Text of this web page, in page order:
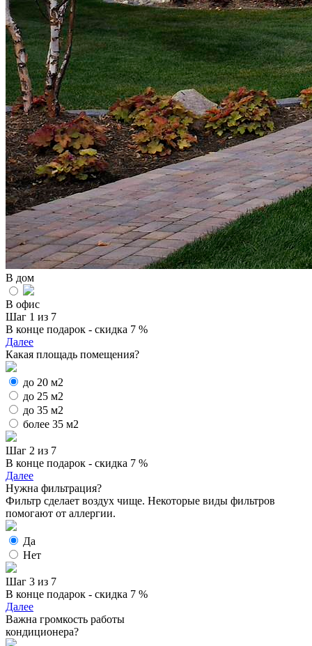
В дом
В офис
Шаг 1 из 7
В конце подарок - скидка 7 %
Далее
Какая площадь помещения?
до 20 м2
до 25 м2
до 35 м2
более 35 м2
Шаг 2 из 7
В конце подарок - скидка 7 %
Далее
Нужна фильтрация?
Фильтр сделает воздух чище. Некоторые виды фильтров
помогают от аллергии.
Да
Нет
Шаг 3 из 7
В конце подарок - скидка 7 %
Далее
Важна громкость работы
кондиционера?